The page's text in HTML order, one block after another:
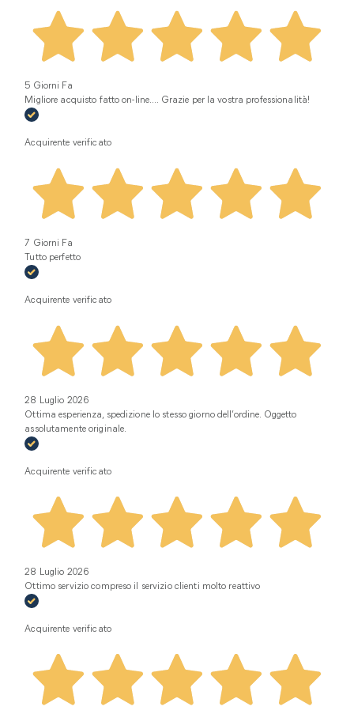
5 Giorni Fa
Migliore acquisto fatto on-line.... Grazie per la vostra professionalità!
Acquirente verificato
7 Giorni Fa
Tutto perfetto
Acquirente verificato
28 Luglio 2026
Ottima esperienza, spedizione lo stesso giorno dell’ordine. Oggetto
assolutamente originale.
Acquirente verificato
28 Luglio 2026
Ottimo servizio compreso il servizio clienti molto reattivo
Acquirente verificato